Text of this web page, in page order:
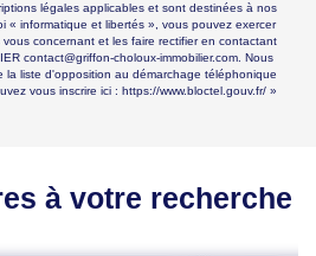
légales applicables et sont destinées à nos
« informatique et libertés », vous pouvez exercer
concernant et les faire rectifier en contactant
contact@griffon-choloux-immobilier.com. Nous
la liste d'opposition au démarchage téléphonique
vous inscrire ici : https://www.bloctel.gouv.fr/ »
à votre recherche